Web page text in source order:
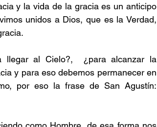
y la vida de la gracia es un anticipo
unidos a Dios, que es la Verdad,
llegar al Cielo?,  ¿para alcanzar la
y para eso debemos permanecer en
por eso la frase de San Agustín: